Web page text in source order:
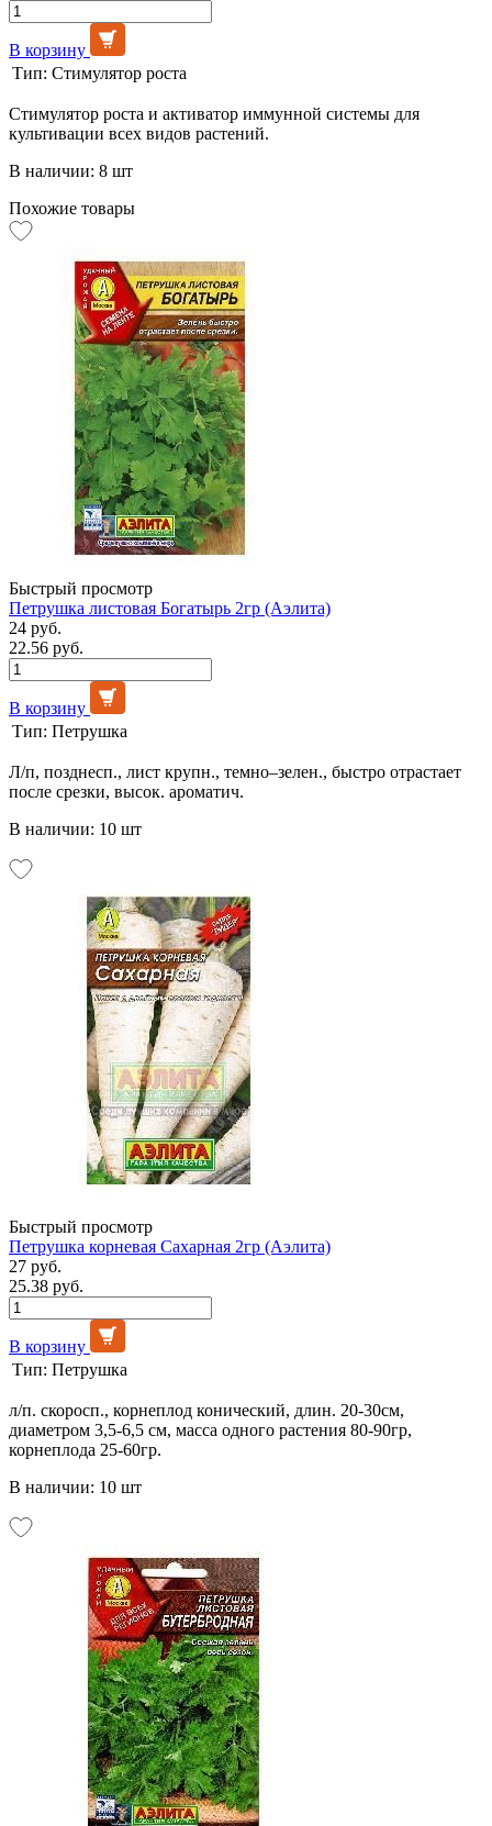
В корзину
Тип: Стимулятор роста
Стимулятор роста и активатор иммунной системы для
культивации всех видов растений.
В наличии: 8 шт
Похожие товары
Быстрый просмотр
Петрушка листовая Богатырь 2гр (Аэлита)
24 руб.
22.56 руб.
В корзину
Тип: Петрушка
Л/п, позднесп., лист крупн., темно–зелен., быстро отрастает
после срезки, высок. ароматич.
В наличии: 10 шт
Быстрый просмотр
Петрушка корневая Сахарная 2гр (Аэлита)
27 руб.
25.38 руб.
В корзину
Тип: Петрушка
л/п. скоросп., корнеплод конический, длин. 20-30см,
диаметром 3,5-6,5 см, масса одного растения 80-90гр,
корнеплода 25-60гр.
В наличии: 10 шт